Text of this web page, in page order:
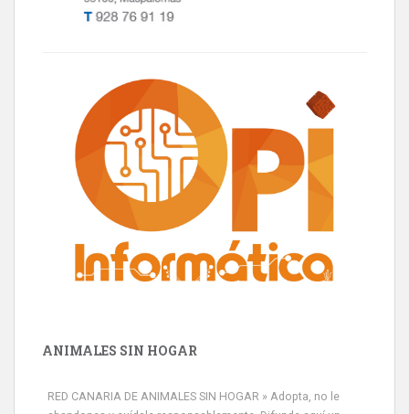
ANIMALES SIN HOGAR
RED CANARIA DE ANIMALES SIN HOGAR » Adopta, no le